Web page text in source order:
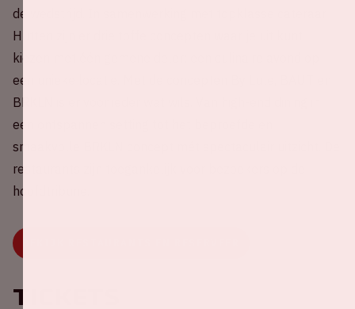
de wedstrijd. In samenwerking met topklasse cateraar
Hutten zijn er drie toffe concepten waar je uit kunt
kiezen met één gemene deler: een culinaire avond op
een unieke locatie. Met de concepten By Lute, BAUT en
BRKLN is er voor ieder wat wils. Van high-end dining in
een ontspannen setting tot het beproefde en
smaakvolle BRKLN concept mét spectaculair uitzicht. De
restaurants zijn toegankelijk voor bezoekers op de
hoofdtribune.
Tickets